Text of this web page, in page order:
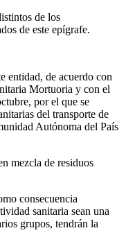
de los
de este epígrafe.
entidad, de acuerdo con
Mortuoria y con el
por el que se
del transporte de
Autónoma del País
mezcla de residuos
consecuencia
sanitaria sean una
grupos, tendrán la